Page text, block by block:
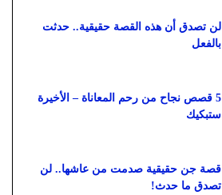
لن تصدق أن هذه القصة حقيقية.. حدثت
بالفعل
5 قصص نجاح من رحم المعاناة – الأخيرة
ستبكيك
قصة جن حقيقية صدمت من عاشها.. لن
تصدق ما حدث!